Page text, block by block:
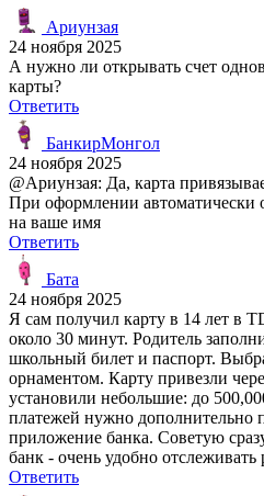
Ариунзая
24 ноября 2025
А нужно ли открывать счет
карты?
Ответить
БанкирМонгол
24 ноября 2025
@Ариунзая: Да, карта
При оформлении автоматически
на ваше имя
Ответить
Бата
24 ноября 2025
Я сам получил карту в 14 лет в
около 30 минут. Родитель
школьный билет и паспорт.
орнаментом. Карту привезли
установили небольшие: до
платежей нужно дополнительно
приложение банка. Советую
банк - очень удобно отслеживать
Ответить